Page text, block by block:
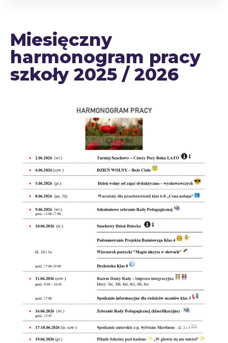
Miesięczny
harmonogram pracy
szkoły 2025 / 2026